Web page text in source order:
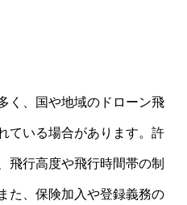
く、国や地域のドローン飛
ている場合があります。許
飛行高度や飛行時間帯の制
た、保険加入や登録義務の